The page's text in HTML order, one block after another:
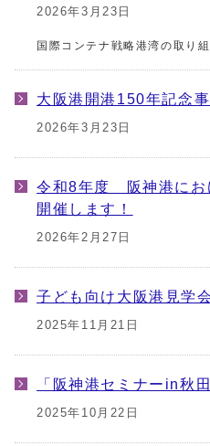
2026年3月23日
国際コンテナ戦略港湾の取り
大阪港開港150年記念
2026年3月23日
令和8年度 阪神港にお
開催します！
2026年2月27日
子ども向け大阪港見学
2025年11月21日
「阪神港セミナーin秋
2025年10月22日